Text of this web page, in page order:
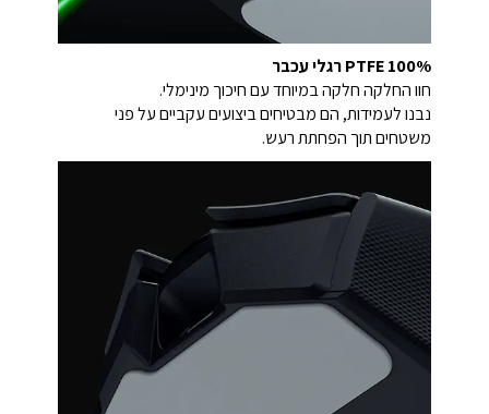
100% PTFE רגלי עכבר
חוו החלקה חלקה במיוחד עם חיכוך מינימלי.
נבנו לעמידות, הם מבטיחים ביצועים עקביים על פני
משטחים תוך הפחתת רעש.